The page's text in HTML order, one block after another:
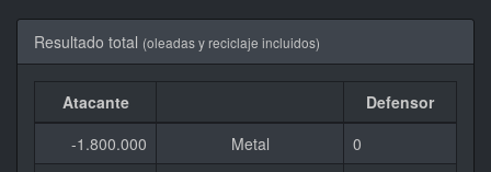
Resultado total (oleadas y reciclaje incluidos)
Atacante
Defensor
-1.800.000
Metal
0